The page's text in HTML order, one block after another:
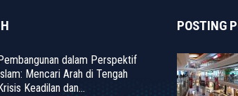
Pembangunan dalam Perspektif
Islam: Mencari Arah di Tengah
Krisis Keadilan dan...
POSTING